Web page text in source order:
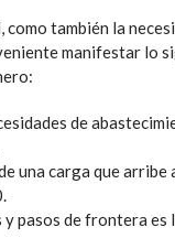
también la
manifestar lo
de
una carga que
pasos de frontera